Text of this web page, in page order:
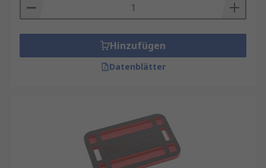
Hinzufügen
Datenblätter